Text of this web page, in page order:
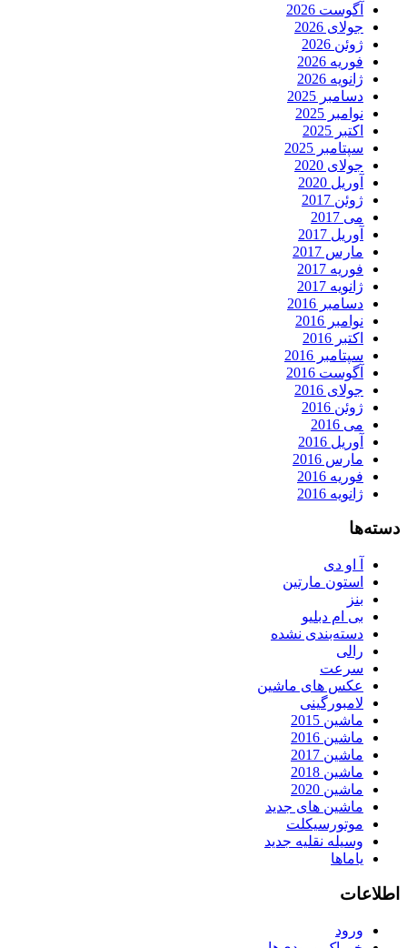
آگوست 2026
جولای 2026
ژوئن 2026
فوریه 2026
ژانویه 2026
دسامبر 2025
نوامبر 2025
اکتبر 2025
سپتامبر 2025
جولای 2020
آوریل 2020
ژوئن 2017
می 2017
آوریل 2017
مارس 2017
فوریه 2017
ژانویه 2017
دسامبر 2016
نوامبر 2016
اکتبر 2016
سپتامبر 2016
آگوست 2016
جولای 2016
ژوئن 2016
می 2016
آوریل 2016
مارس 2016
فوریه 2016
ژانویه 2016
دسته‌ها
آ او دی
استون مارتین
بنز
بی ام دبلیو
دسته‌بندی نشده
رالی
سرعت
عکس های ماشین
لامبورگینی
ماشین 2015
ماشین 2016
ماشین 2017
ماشین 2018
ماشین 2020
ماشین های جدید
موتورسیکلت
وسیله نقلیه جدید
یاماها
اطلاعات
ورود